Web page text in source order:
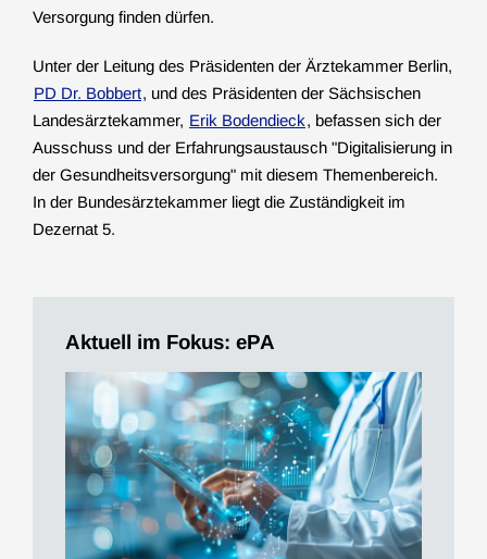
Versorgung finden dürfen.
Unter der Leitung des Präsidenten der Ärztekammer Berlin,
PD Dr. Bobbert, und des Präsidenten der Sächsischen
Landesärztekammer, Erik Bodendieck, befassen sich der
Ausschuss und der Erfahrungsaustausch "Digitalisierung in
der Gesundheitsversorgung" mit diesem Themenbereich.
In der Bundesärztekammer liegt die Zuständigkeit im
Dezernat 5.
Aktuell im Fokus: ePA